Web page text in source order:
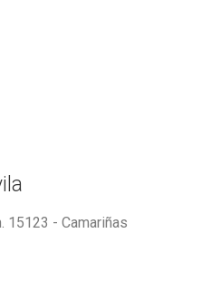
15123 - Camariñas